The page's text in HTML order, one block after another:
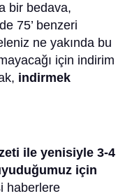
bir bedava,
75’ benzeri
ne yakında bu
için indirim
indirmek
ile yenisiyle 3-4
için
haberlere